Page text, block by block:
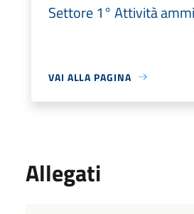
Settore 1° Attività
VAI ALLA PAGINA
Allegati